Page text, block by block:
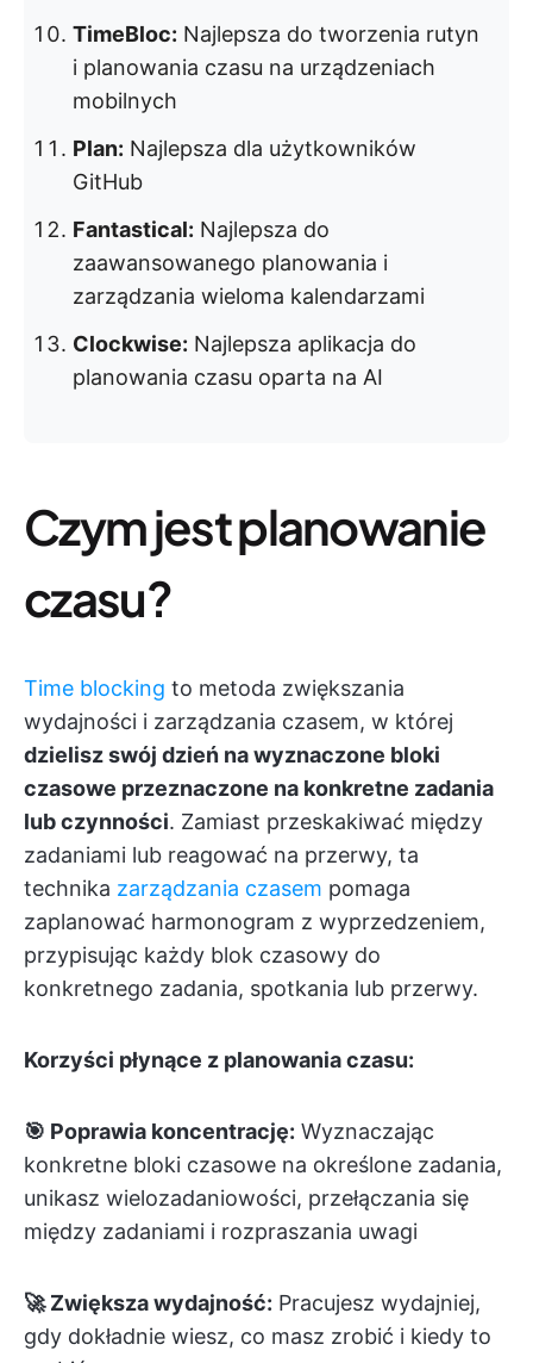
TimeBloc: Najlepsza do tworzenia rutyn
i planowania czasu na urządzeniach
mobilnych
Plan: Najlepsza dla użytkowników
GitHub
Fantastical: Najlepsza do
zaawansowanego planowania i
zarządzania wieloma kalendarzami
Clockwise: Najlepsza aplikacja do
planowania czasu oparta na AI
Czym jest planowanie
czasu?
Time blocking to metoda zwiększania
wydajności i zarządzania czasem, w której
dzielisz swój dzień na wyznaczone bloki
czasowe przeznaczone na konkretne zadania
lub czynności. Zamiast przeskakiwać między
zadaniami lub reagować na przerwy, ta
technika zarządzania czasem pomaga
zaplanować harmonogram z wyprzedzeniem,
przypisując każdy blok czasowy do
konkretnego zadania, spotkania lub przerwy.
Korzyści płynące z planowania czasu:
🎯 Poprawia koncentrację: Wyznaczając
konkretne bloki czasowe na określone zadania,
unikasz wielozadaniowości, przełączania się
między zadaniami i rozpraszania uwagi
🚀 Zwiększa wydajność: Pracujesz wydajniej,
gdy dokładnie wiesz, co masz zrobić i kiedy to